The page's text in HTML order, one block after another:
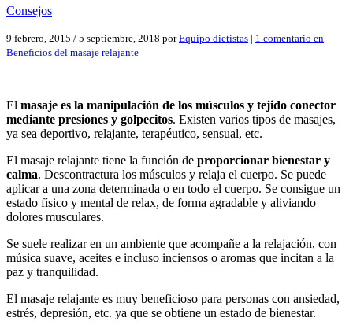
Consejos
9 febrero, 2015 / 5 septiembre, 2018 porEquipo dietistas | 1 comentario en
Beneficios del masaje relajante
El masaje es la manipulación de los músculos y tejido conector
mediante presiones y golpecitos. Existen varios tipos de masajes,
ya sea deportivo, relajante, terapéutico, sensual, etc.
El masaje relajante tiene la función de proporcionar bienestar y
calma. Descontractura los músculos y relaja el cuerpo. Se puede
aplicar a una zona determinada o en todo el cuerpo. Se consigue un
estado físico y mental de relax, de forma agradable y aliviando
dolores musculares.
Se suele realizar en un ambiente que acompañe a la relajación, con
música suave, aceites e incluso inciensos o aromas que incitan a la
paz y tranquilidad.
El masaje relajante es muy beneficioso para personas con ansiedad,
estrés, depresión, etc. ya que se obtiene un estado de bienestar.